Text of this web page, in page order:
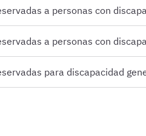
a personas con
a personas con
para discapacidad